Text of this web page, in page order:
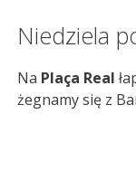
Niedziela
Na Plaça Real
żegnamy się z